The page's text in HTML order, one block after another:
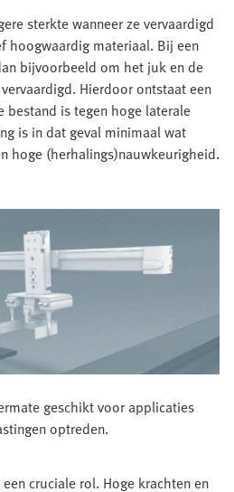
sterkte wanneer ze vervaardigd
hoogwaardig materiaal. Bij een
bijvoorbeeld om het juk en de
Hierdoor ontstaat een
is tegen hoge laterale
is in dat geval minimaal wat
hoge (herhalings)nauwkeurigheid.
geschikt voor applicaties
optreden.
cruciale rol. Hoge krachten en